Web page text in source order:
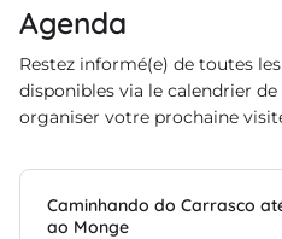
Agenda
Restez informé(e) de toutes
disponibles via le calendrier
organiser votre prochaine
Caminhando do Carrasco
ao Monge